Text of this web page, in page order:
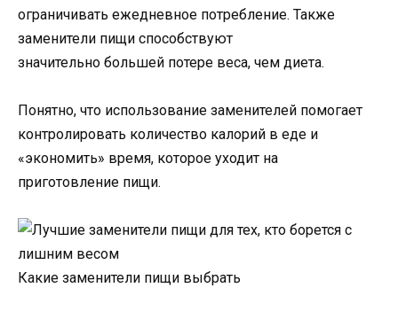
ограничивать ежедневное потребление. Также
заменители пищи способствуют
значительно большей потере веса, чем диета.
Понятно, что использование заменителей помогает
контролировать количество калорий в еде и
«экономить» время, которое уходит на
приготовление пищи.
Какие заменители пищи выбрать